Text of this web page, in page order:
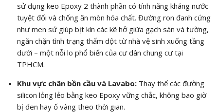
sử dụng keo Epoxy 2 thành phần có tính năng kháng nước
tuyệt đối và chống ăn mòn hóa chất. Đường ron đanh cứng
như men sứ giúp bịt kín các kẽ hở giữa gạch sàn và tường,
ngăn chặn tình trạng thấm dột từ nhà vệ sinh xuống tầng
dưới – một nỗi lo phổ biến của cư dân chung cư tại
TPHCM.
Khu vực chân bồn cầu và Lavabo:Thay thế các đường
silicon lỏng lẻo bằng keo Epoxy vững chắc, không bao giờ
bị đen hay ố vàng theo thời gian.